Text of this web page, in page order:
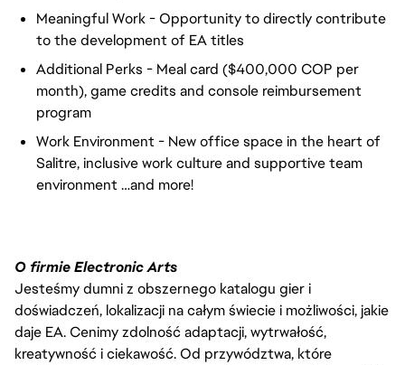
Meaningful Work - Opportunity to directly contribute
to the development of EA titles
Additional Perks - Meal card ($400,000 COP per
month), game credits and console reimbursement
program
Work Environment - New office space in the heart of
Salitre, inclusive work culture and supportive team
environment …and more!
O firmie Electronic Arts
Jesteśmy dumni z obszernego katalogu gier i
doświadczeń, lokalizacji na całym świecie i możliwości, jakie
daje EA. Cenimy zdolność adaptacji, wytrwałość,
kreatywność i ciekawość. Od przywództwa, które